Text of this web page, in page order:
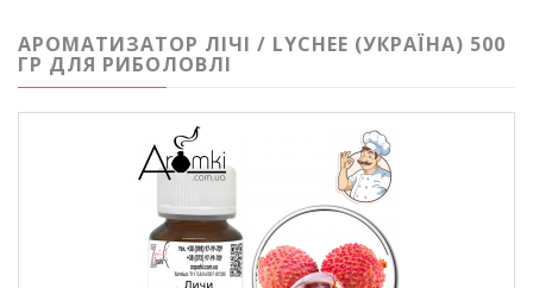
АРОМАТИЗАТОР ЛІЧІ / LYCHEE (УКРАЇНА) 500
ГР ДЛЯ РИБОЛОВЛІ